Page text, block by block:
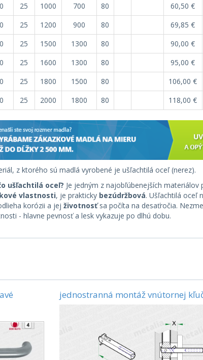
25 1000 700 80 60,50 €
25 1200 900 80 69,85 €
25 1500 1300 80 90,00 €
25 1600 1300 80 95,00 €
25 1800 1500 80 106,00 €
25 2000 1800 80 118,00 €
z ktorého sú madlá vyrobené je ušľachtilá oceľ (nerez).
ušľachtilá oceľ? Je jedným z najobľúbenejších materiálov
vlastnosti, je prakticky bezúdržbová. Ušľachtilá oceľ
korózii a jej životnosťsa počíta na desaťročia.
- hlavne pevnosť a lesk vykazuje po dlhú dobu.
jednostranná montáž vnútornej